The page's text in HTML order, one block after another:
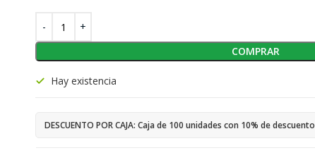
Hay existencia
DESCUENTO POR CAJA: Caja de 100 unidades con 10% de descuento
COMPRAR